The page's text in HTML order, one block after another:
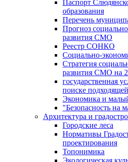
Паспорт
образования
Перечень
Прогноз
развития СМО
Реестр СОНКО
Социально-
Стратегия
развития СМО на
государственная
поиске
Экономика и
"Безопасность на
Архитектура и
Городские леса
Нормативы
проектирования
Топонимика